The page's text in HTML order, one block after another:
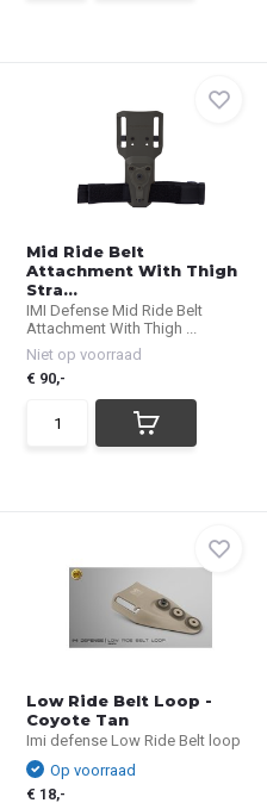
Mid Ride Belt
Attachment With Thigh
Stra...
IMI Defense Mid Ride Belt
Attachment With Thigh ...
Niet op voorraad
€ 90,-
Low Ride Belt Loop -
Coyote Tan
Imi defense Low Ride Belt loop
Op voorraad
€ 18,-